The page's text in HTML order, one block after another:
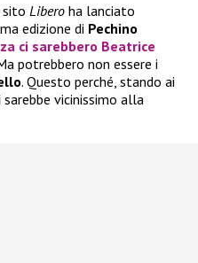
sito Libero ha lanciato
edizione di Pechino
ci sarebbero Beatrice
potrebbero non essere i
. Questo perché, stando ai
sarebbe vicinissimo alla